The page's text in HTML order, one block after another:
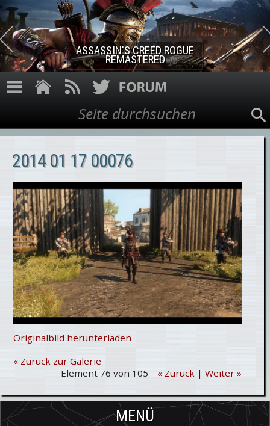
Direkt zum Inhalt
ASSASSIN'S CREED ROGUE
REMASTERED
Suchformular
Suche
2014 01 17 00076
Originalbild herunterladen
« Zurück zur Galerie
Element 76 von 105
« Zurück| Weiter »
MENÜ